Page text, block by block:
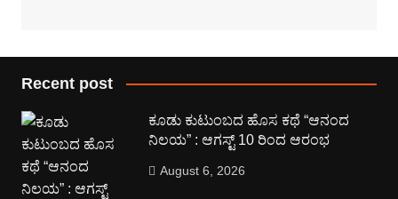
Recent post
ಕೂಡು ಕುಟುಂಬದ ಹೊಸ ಕಥೆ “ಆನಂದ
ನಿಲಯ” : ಆಗಸ್ಟ್ 10 ರಿಂದ ಆರಂಭ
August 6, 2026